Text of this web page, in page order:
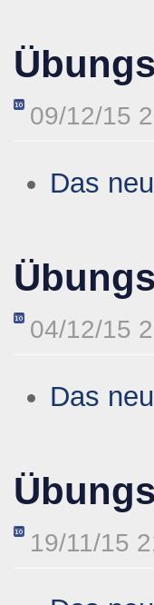
09/12/15
Das
04/12/15
Das
19/11/15